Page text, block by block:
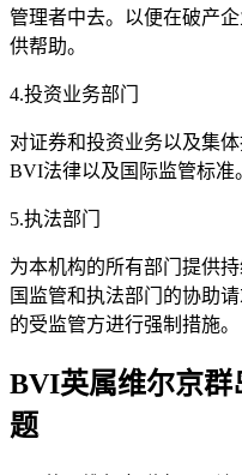
管理者中去。以便在破产
供帮助。
4.投资业务部门
对证券和投资业务以及集
BVI法律以及国际监管标准
5.执法部门
为本机构的所有部门提供
国监管和执法部门的协助
的受监管方进行强制措施。
BVI英属维尔京群
题